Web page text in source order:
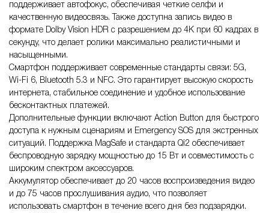
поддерживает автофокус, обеспечивая четкие селфи и
качественную видеосвязь. Также доступна запись видео в
формате Dolby Vision HDR с разрешением до 4K при 60 кадрах в
секунду, что делает ролики максимально реалистичными и
насыщенными.
Смартфон поддерживает современные стандарты связи: 5G,
Wi-Fi 6, Bluetooth 5.3 и NFC. Это гарантирует высокую скорость
интернета, стабильное соединение и удобное использование
бесконтактных платежей.
Дополнительные функции включают Action Button для быстрого
доступа к нужным сценариям и Emergency SOS для экстренных
ситуаций. Поддержка MagSafe и стандарта Qi2 обеспечивает
беспроводную зарядку мощностью до 15 Вт и совместимость с
широким спектром аксессуаров.
Аккумулятор обеспечивает до 20 часов воспроизведения видео
и до 75 часов прослушивания аудио, что позволяет
использовать смартфон в течение всего дня без подзарядки.